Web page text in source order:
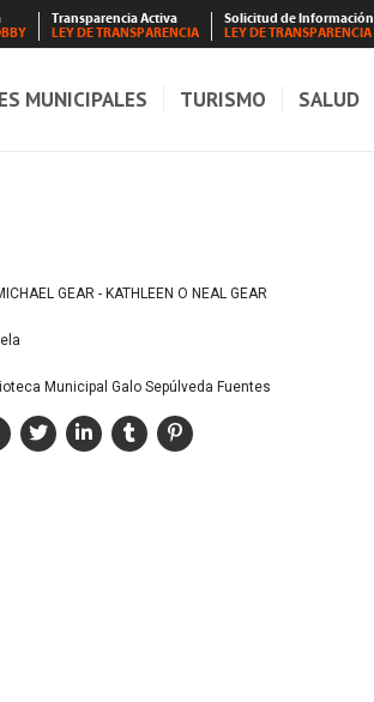
Transparencia Activa
LEY DE TRANSPARENCIA
Solicitud de Información
LEY DE TRANSPARENCIA
MUNICIPALES TURISMO SALUD
GEAR - KATHLEEN O NEAL GEAR
Municipal Galo Sepúlveda Fuentes